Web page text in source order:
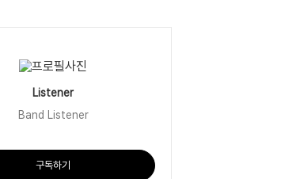
Listener
Band Listener
구독하기